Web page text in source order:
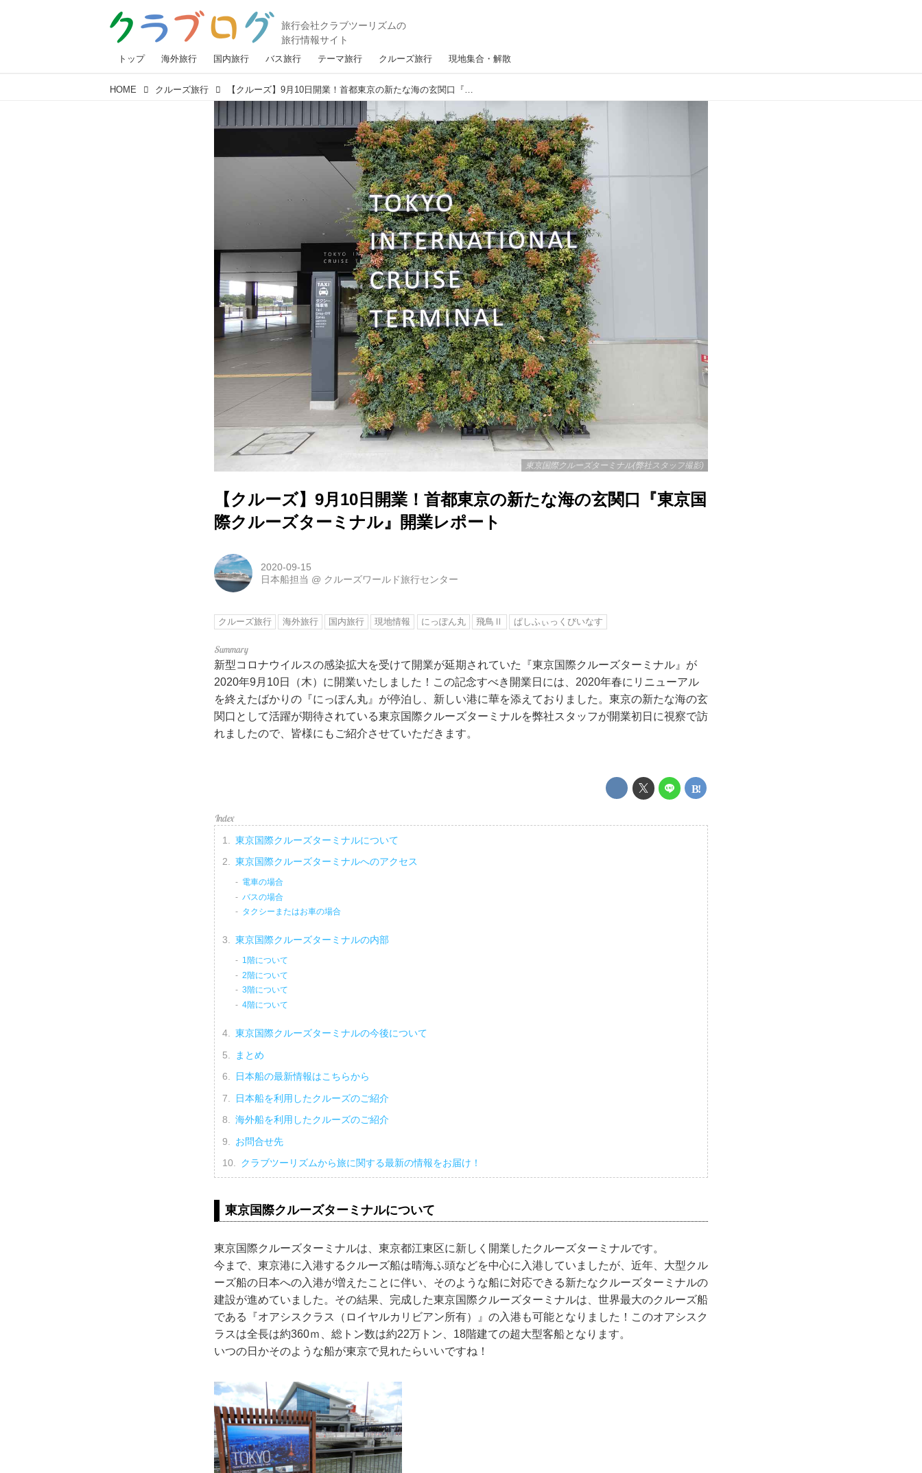
トップ 海外旅行 国内旅行 バス旅行 テーマ旅行 クルーズ旅行 現地集合・解散
HOME クルーズ旅行 【クルーズ】9月10日開業！首都東京の新たな海の玄関口『東京国際クルーズターミナル』開業レポート
東京国際クルーズターミナル(弊社スタッフ撮影)
【クルーズ】9月10日開業！首都東京の新たな海の玄関口『東京国
際クルーズターミナル』開業レポート
2020-09-15
日本船担当 @ クルーズワールド旅行センター
クルーズ旅行 海外旅行 国内旅行 現地情報 にっぽん丸 飛鳥Ⅱ ぱしふぃっくびいなす
新型コロナウイルスの感染拡大を受けて開業が延期されていた『東京国際クルーズターミナル』が
2020年9月10日（木）に開業いたしました！この記念すべき開業日には、2020年春にリニューアル
を終えたばかりの『にっぽん丸』が停泊し、新しい港に華を添えておりました。東京の新たな海の玄
関口として活躍が期待されている東京国際クルーズターミナルを弊社スタッフが開業初日に視察で訪
れましたので、皆様にもご紹介させていただきます。
東京国際クルーズターミナルについて
東京国際クルーズターミナルへのアクセス
電車の場合
バスの場合
タクシーまたはお車の場合
東京国際クルーズターミナルの内部
1階について
2階について
3階について
4階について
東京国際クルーズターミナルの今後について
まとめ
日本船の最新情報はこちらから
日本船を利用したクルーズのご紹介
海外船を利用したクルーズのご紹介
お問合せ先
クラブツーリズムから旅に関する最新の情報をお届け！
東京国際クルーズターミナルについて
東京国際クルーズターミナルは、東京都江東区に新しく開業したクルーズターミナルです。
今まで、東京港に入港するクルーズ船は晴海ふ頭などを中心に入港していましたが、近年、大型クル
ーズ船の日本への入港が増えたことに伴い、そのような船に対応できる新たなクルーズターミナルの
建設が進めていました。その結果、完成した東京国際クルーズターミナルは、世界最大のクルーズ船
である『オアシスクラス（ロイヤルカリビアン所有）』の入港も可能となりました！このオアシスク
ラスは全長は約360ｍ、総トン数は約22万トン、18階建ての超大型客船となります。
いつの日かそのような船が東京で見れたらいいですね！